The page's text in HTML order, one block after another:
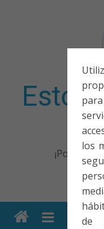
los
de
Esto
¡Porque